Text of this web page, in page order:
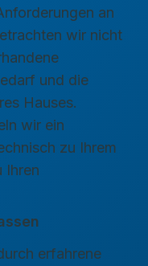
an
wir nicht
und die
Hauses.
wir ein
zu Ihrem
Ihren
erfahrene